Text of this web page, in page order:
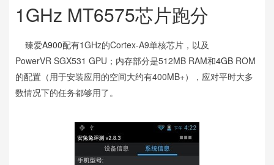
1GHz MT6575芯片跑分
臻爱A900配有1GHz的Cortex-A9单核芯片，以及
PowerVR SGX531 GPU； 内存部分是512MB RAM和4GB ROM
的配置（用于安装应用的空间大约有400MB+），应对平时大多
数情况下的任务都够用了。